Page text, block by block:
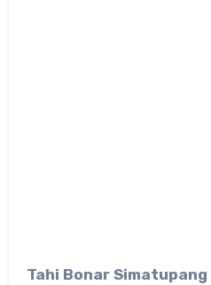
Tahi Bonar Simatupang